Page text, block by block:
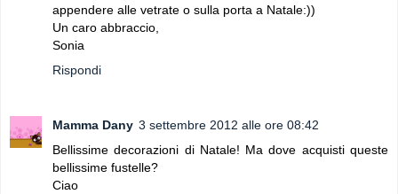
appendere alle vetrate o sulla porta a Natale:))
Un caro abbraccio,
Sonia
Rispondi
Mamma Dany 3 settembre 2012 alle ore 08:42
Bellissime decorazioni di Natale! Ma dove acquisti queste
bellissime fustelle?
Ciao